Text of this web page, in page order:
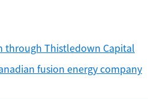
through Thistledown Capital
fusion energy company